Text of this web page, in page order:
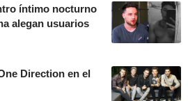
íntimo nocturno
alegan usuarios
Direction en el